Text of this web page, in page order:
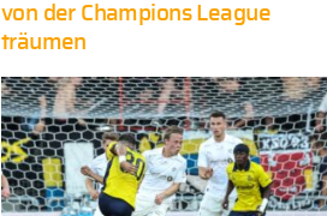
von der Champions League
träumen